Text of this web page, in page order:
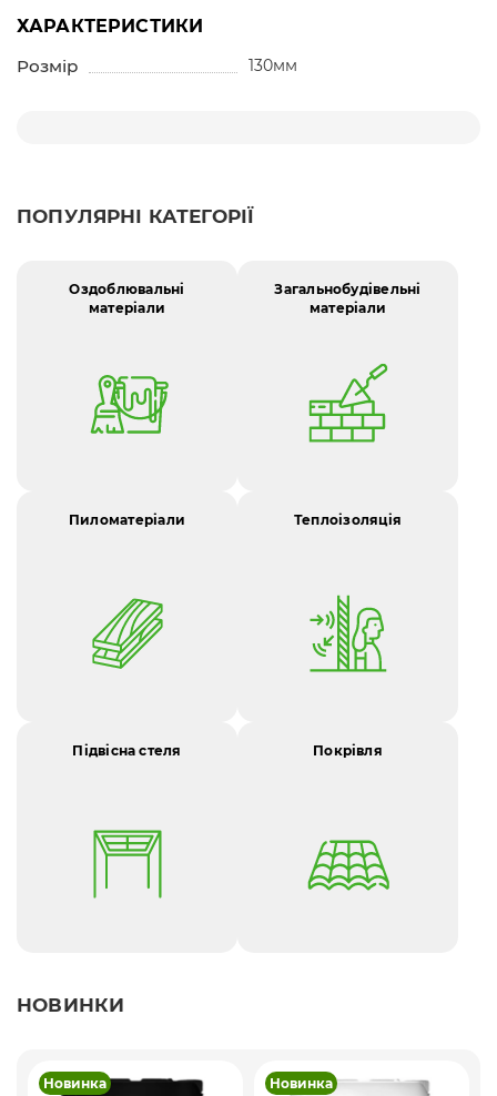
ХАРАКТЕРИСТИКИ
Розмір
130мм
ПОПУЛЯРНІ КАТЕГОРІЇ
Оздоблювальні
матеріали
Загальнобудівельні
матеріали
Пиломатеріали Теплоізоляція
Підвісна стеля Покрівля
НОВИНКИ
Новинка Новинка